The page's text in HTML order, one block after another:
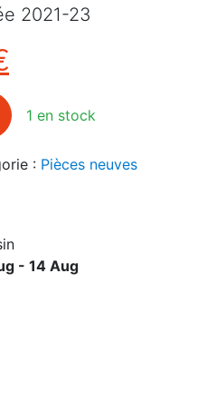
initial était :
2021-23
1 en stock
chaleur neuf DUCATI
: Pièces neuves
- 14 Aug